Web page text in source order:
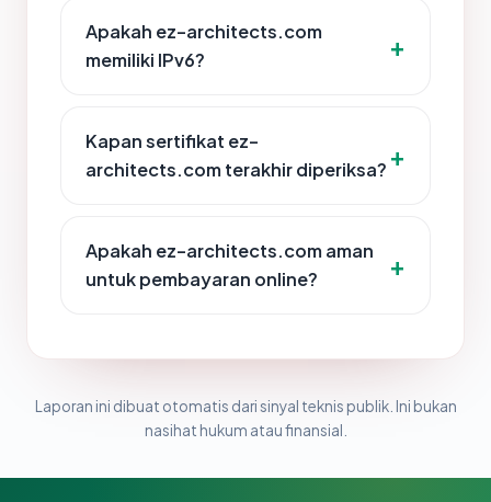
Apakah ez-architects.com
memiliki IPv6?
Kapan sertifikat ez-
architects.com terakhir diperiksa?
Apakah ez-architects.com aman
untuk pembayaran online?
Laporan ini dibuat otomatis dari sinyal teknis publik. Ini bukan
nasihat hukum atau finansial.